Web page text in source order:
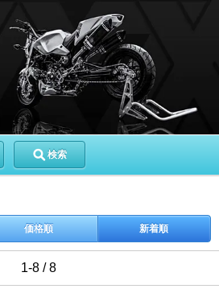
検索
価格順 新着順
1-8 / 8